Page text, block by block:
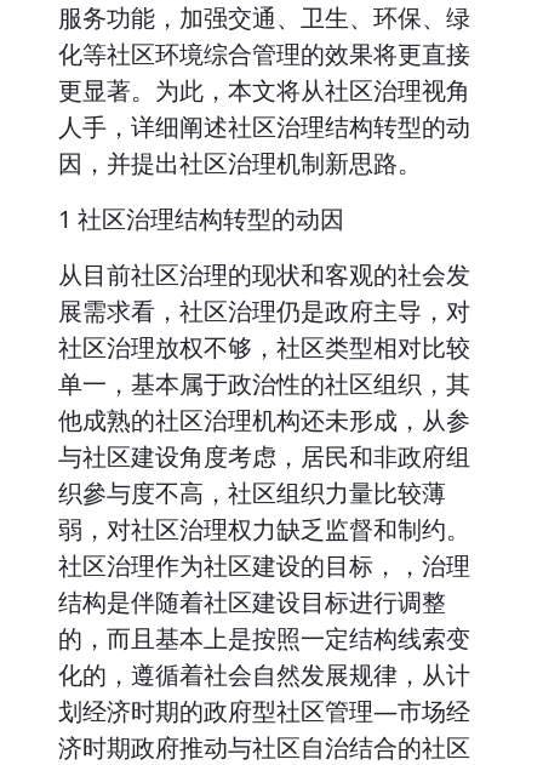
服务功能，加强交通、卫生、环保、绿
化等社区环境综合管理的效果将更直接
更显著。为此，本文将从社区治理视角
人手，详细阐述社区治理结构转型的动
因，并提出社区治理机制新思路。
1 社区治理结构转型的动因
从目前社区治理的现状和客观的社会发
展需求看，社区治理仍是政府主导，对
社区治理放权不够，社区类型相对比较
单一，基本属于政治性的社区组织，其
他成熟的社区治理机构还未形成，从参
与社区建设角度考虑，居民和非政府组
织參与度不高，社区组织力量比较薄
弱，对社区治理权力缺乏监督和制约。
社区治理作为社区建设的目标，，治理
结构是伴随着社区建设目标进行调整
的，而且基本上是按照一定结构线索变
化的，遵循着社会自然发展规律，从计
划经济时期的政府型社区管理—市场经
济时期政府推动与社区自治结合的社区